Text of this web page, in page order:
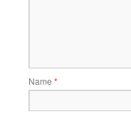
Name *